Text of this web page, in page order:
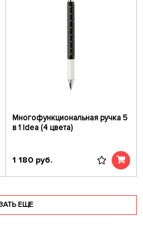
Многофункциональная ручка 5
в 1 Idea (4 цвета)
1 180 руб.
ЕЩЕ